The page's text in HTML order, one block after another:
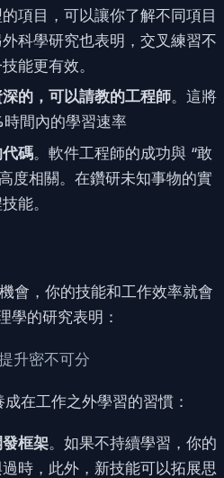
項目，可以讓你了解不同項目
科學研究也表明，交叉練習不
能更有效。
的，可以請教的工程師。這將
間內的學習速率
碼。軟件工程師的成功與 “敢
度相關。在鑽研未知事物的實
能。
會，你的技能和工作效率就會
學的研究表明：
升密不可分
在工作之外學習的習慣：
框架。如果不持續學習，你的
時，此外，新技能可以拓展思